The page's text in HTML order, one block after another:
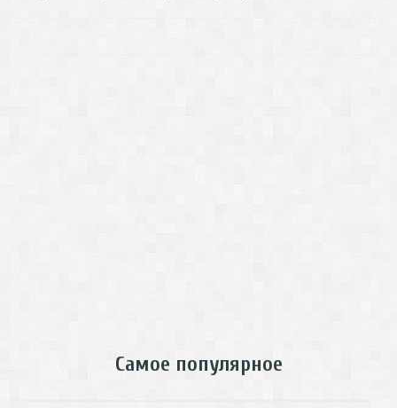
Самое популярное